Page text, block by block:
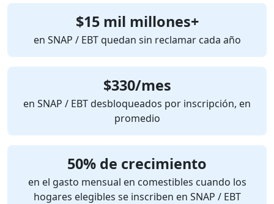
$15 mil millones+
en SNAP / EBT quedan sin reclamar cada año
$330/mes
en SNAP / EBT desbloqueados por inscripción, en
promedio
50% de crecimiento
en el gasto mensual en comestibles cuando los
hogares elegibles se inscriben en SNAP / EBT